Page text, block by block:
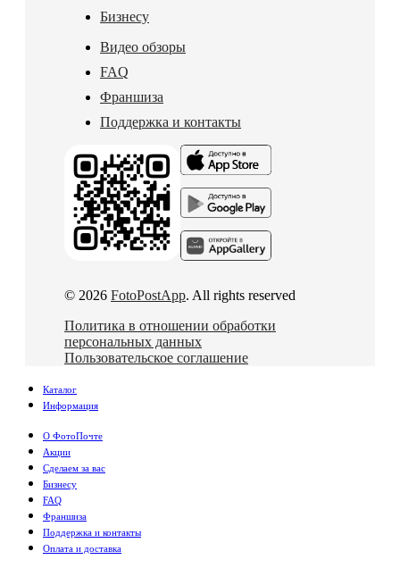
Бизнесу
Видео обзоры
FAQ
Франшиза
Поддержка и контакты
© 2026 FotoPostApp. All rights reserved
Политика в отношении обработки
персональных данных
Пользовательское соглашение
Каталог
Информация
О ФотоПочте
Акции
Сделаем за вас
Бизнесу
FAQ
Франшиза
Поддержка и контакты
Оплата и доставка